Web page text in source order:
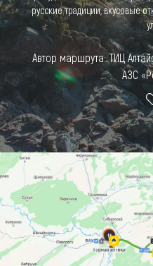
Что привезти
О регионе
Коллекция
Другие рубрики
русские традиции, вкусовые
Автор маршрута: ТИЦ
АЗС